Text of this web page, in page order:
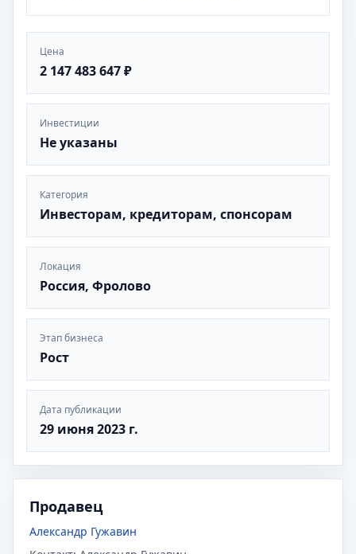
Цена
2 147 483 647 ₽
Инвестиции
Не указаны
Категория
Инвесторам, кредиторам, спонсорам
Локация
Россия, Фролово
Этап бизнеса
Рост
Дата публикации
29 июня 2023 г.
Продавец
Александр Гужавин